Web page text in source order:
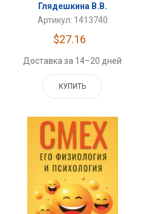
Глядешкина В.В.
Артикул: 1413740
$27.16
Доставка за 14–20 дней
КУПИТЬ